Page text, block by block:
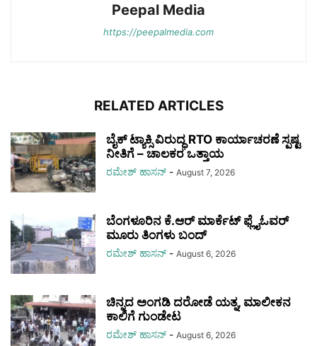
Peepal Media
https://peepalmedia.com
RELATED ARTICLES
ಬೈಕ್‌ ಟ್ಯಾಕ್ಸಿ ವಿರುದ್ಧ RTO ಕಾರ್ಯಾಚರಣೆ ಸ್ಪಷ್ಟ
ನೀತಿಗೆ – ಚಾಲಕರ ಒತ್ತಾಯ
ರಮೇಶ್‌ ಹಾಸನ್‌ - August 7, 2026
ಬೆಂಗಳೂರಿನ ಕೆ.ಆರ್ ಮಾರ್ಕೆಟ್ ಫ್ಲೈಓವರ್‌
ಮೂರು ತಿಂಗಳು ಬಂದ್
ರಮೇಶ್‌ ಹಾಸನ್‌ - August 6, 2026
ಚಿನ್ನದ ಅಂಗಡಿ ದರೋಡೆ ಯತ್ನ, ಮಾಲೀಕನ
ಕಾಲಿಗೆ ಗುಂಡೇಟ
ರಮೇಶ್‌ ಹಾಸನ್‌ - August 6, 2026